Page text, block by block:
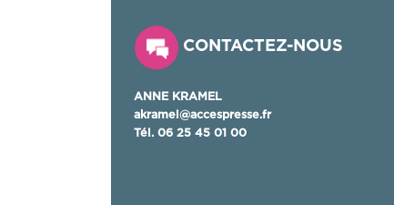
CONTACTEZ-NOUS
ANNE KRAMEL
akramel@accespresse.fr
Tél. 06 25 45 01 00